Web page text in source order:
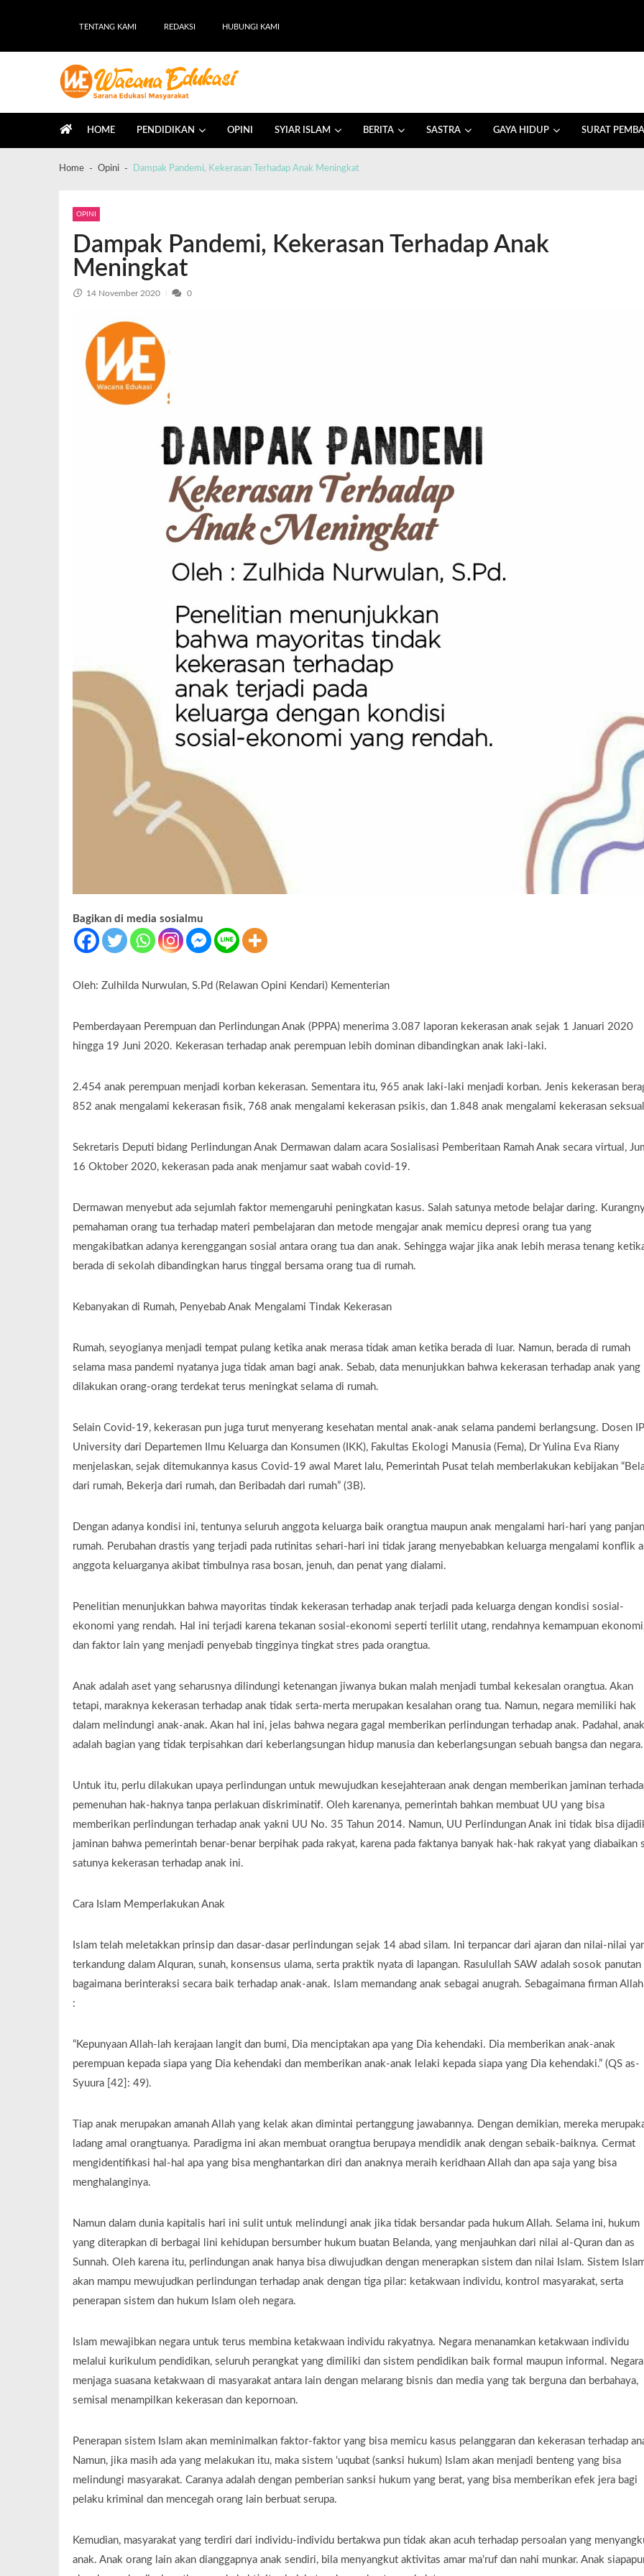
TENTANG KAMI REDAKSI HUBUNGI KAMI
HOME PENDIDIKAN OPINI SYIAR ISLAM BERITA SASTRA GAYA HIDUP SURAT
Home Opini Dampak Pandemi, Kekerasan Terhadap Anak Meningkat
OPINI
Dampak Pandemi, Kekerasan Terhadap Anak
Meningkat
14 November 2020 0
Bagikan di media sosialmu
Oleh: Zulhilda Nurwulan, S.Pd (Relawan Opini Kendari) Kementerian
Pemberdayaan Perempuan dan Perlindungan Anak (PPPA) menerima 3.087 laporan kekerasan anak sejak 1 Januari 2020
hingga 19 Juni 2020. Kekerasan terhadap anak perempuan lebih dominan dibandingkan anak laki-laki.
2.454 anak perempuan menjadi korban kekerasan. Sementara itu, 965 anak laki-laki menjadi korban. Jenis kekerasan
852 anak mengalami kekerasan fisik, 768 anak mengalami kekerasan psikis, dan 1.848 anak mengalami kekerasan
Sekretaris Deputi bidang Perlindungan Anak Dermawan dalam acara Sosialisasi Pemberitaan Ramah Anak secara virtual,
16 Oktober 2020, kekerasan pada anak menjamur saat wabah covid-19.
Dermawan menyebut ada sejumlah faktor memengaruhi peningkatan kasus. Salah satunya metode belajar daring.
pemahaman orang tua terhadap materi pembelajaran dan metode mengajar anak memicu depresi orang tua yang
mengakibatkan adanya kerenggangan sosial antara orang tua dan anak. Sehingga wajar jika anak lebih merasa tenang
berada di sekolah dibandingkan harus tinggal bersama orang tua di rumah.
Kebanyakan di Rumah, Penyebab Anak Mengalami Tindak Kekerasan
Rumah, seyogianya menjadi tempat pulang ketika anak merasa tidak aman ketika berada di luar. Namun, berada di rumah
selama masa pandemi nyatanya juga tidak aman bagi anak. Sebab, data menunjukkan bahwa kekerasan terhadap anak yang
dilakukan orang-orang terdekat terus meningkat selama di rumah.
Selain Covid-19, kekerasan pun juga turut menyerang kesehatan mental anak-anak selama pandemi berlangsung. Dosen
University dari Departemen Ilmu Keluarga dan Konsumen (IKK), Fakultas Ekologi Manusia (Fema), Dr Yulina Eva Riany
menjelaskan, sejak ditemukannya kasus Covid-19 awal Maret lalu, Pemerintah Pusat telah memberlakukan kebijakan
dari rumah, Bekerja dari rumah, dan Beribadah dari rumah” (3B).
Dengan adanya kondisi ini, tentunya seluruh anggota keluarga baik orangtua maupun anak mengalami hari-hari yang
rumah. Perubahan drastis yang terjadi pada rutinitas sehari-hari ini tidak jarang menyebabkan keluarga mengalami konflik
anggota keluarganya akibat timbulnya rasa bosan, jenuh, dan penat yang dialami.
Penelitian menunjukkan bahwa mayoritas tindak kekerasan terhadap anak terjadi pada keluarga dengan kondisi sosial-
ekonomi yang rendah. Hal ini terjadi karena tekanan sosial-ekonomi seperti terlilit utang, rendahnya kemampuan
dan faktor lain yang menjadi penyebab tingginya tingkat stres pada orangtua.
Anak adalah aset yang seharusnya dilindungi ketenangan jiwanya bukan malah menjadi tumbal kekesalan orangtua. Akan
tetapi, maraknya kekerasan terhadap anak tidak serta-merta merupakan kesalahan orang tua. Namun, negara memiliki hak
dalam melindungi anak-anak. Akan hal ini, jelas bahwa negara gagal memberikan perlindungan terhadap anak. Padahal, anak
adalah bagian yang tidak terpisahkan dari keberlangsungan hidup manusia dan keberlangsungan sebuah bangsa dan negara.
Untuk itu, perlu dilakukan upaya perlindungan untuk mewujudkan kesejahteraan anak dengan memberikan jaminan
pemenuhan hak-haknya tanpa perlakuan diskriminatif. Oleh karenanya, pemerintah bahkan membuat UU yang bisa
memberikan perlindungan terhadap anak yakni UU No. 35 Tahun 2014. Namun, UU Perlindungan Anak ini tidak bisa
jaminan bahwa pemerintah benar-benar berpihak pada rakyat, karena pada faktanya banyak hak-hak rakyat yang diabaikan
satunya kekerasan terhadap anak ini.
Cara Islam Memperlakukan Anak
Islam telah meletakkan prinsip dan dasar-dasar perlindungan sejak 14 abad silam. Ini terpancar dari ajaran dan nilai-nilai
terkandung dalam Alquran, sunah, konsensus ulama, serta praktik nyata di lapangan. Rasulullah SAW adalah sosok panutan
bagaimana berinteraksi secara baik terhadap anak-anak. Islam memandang anak sebagai anugrah. Sebagaimana firman
:
“Kepunyaan Allah-lah kerajaan langit dan bumi, Dia menciptakan apa yang Dia kehendaki. Dia memberikan anak-anak
perempuan kepada siapa yang Dia kehendaki dan memberikan anak-anak lelaki kepada siapa yang Dia kehendaki.” (QS as-
Syuura [42]: 49).
Tiap anak merupakan amanah Allah yang kelak akan dimintai pertanggung jawabannya. Dengan demikian, mereka
ladang amal orangtuanya. Paradigma ini akan membuat orangtua berupaya mendidik anak dengan sebaik-baiknya. Cermat
mengidentifikasi hal-hal apa yang bisa menghantarkan diri dan anaknya meraih keridhaan Allah dan apa saja yang bisa
menghalanginya.
Namun dalam dunia kapitalis hari ini sulit untuk melindungi anak jika tidak bersandar pada hukum Allah. Selama ini, hukum
yang diterapkan di berbagai lini kehidupan bersumber hukum buatan Belanda, yang menjauhkan dari nilai al-Quran dan as
Sunnah. Oleh karena itu, perlindungan anak hanya bisa diwujudkan dengan menerapkan sistem dan nilai Islam. Sistem
akan mampu mewujudkan perlindungan terhadap anak dengan tiga pilar: ketakwaan individu, kontrol masyarakat, serta
penerapan sistem dan hukum Islam oleh negara.
Islam mewajibkan negara untuk terus membina ketakwaan individu rakyatnya. Negara menanamkan ketakwaan individu
melalui kurikulum pendidikan, seluruh perangkat yang dimiliki dan sistem pendidikan baik formal maupun informal. Negara
menjaga suasana ketakwaan di masyarakat antara lain dengan melarang bisnis dan media yang tak berguna dan berbahaya,
semisal menampilkan kekerasan dan kepornoan.
Penerapan sistem Islam akan meminimalkan faktor-faktor yang bisa memicu kasus pelanggaran dan kekerasan terhadap
Namun, jika masih ada yang melakukan itu, maka sistem ‘uqubat (sanksi hukum) Islam akan menjadi benteng yang bisa
melindungi masyarakat. Caranya adalah dengan pemberian sanksi hukum yang berat, yang bisa memberikan efek jera bagi
pelaku kriminal dan mencegah orang lain berbuat serupa.
Kemudian, masyarakat yang terdiri dari individu-individu bertakwa pun tidak akan acuh terhadap persoalan yang
anak. Anak orang lain akan dianggapnya anak sendiri, bila menyangkut aktivitas amar ma’ruf dan nahi munkar. Anak